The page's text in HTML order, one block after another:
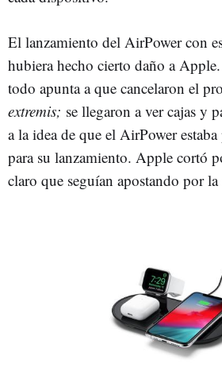
El lanzamiento del AirPower con
hubiera hecho cierto daño a
todo apunta a que cancelaron el
extremis; se llegaron a ver cajas y
a la idea de que el AirPower
para su lanzamiento. Apple cortó
claro que seguían apostando por